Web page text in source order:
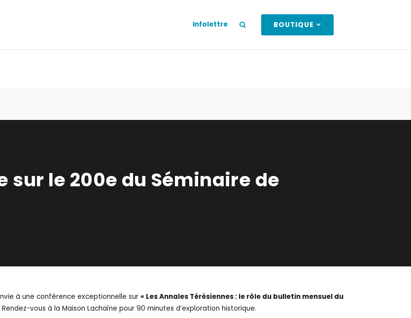
Infolettre BOUTIQUE
le 200e du Séminaire de
à une conférence exceptionnelle sur « Les Annales Térésiennes : le rôle du bulletin mensuel du
vous à la Maison Lachaîne pour 90 minutes d’exploration historique.